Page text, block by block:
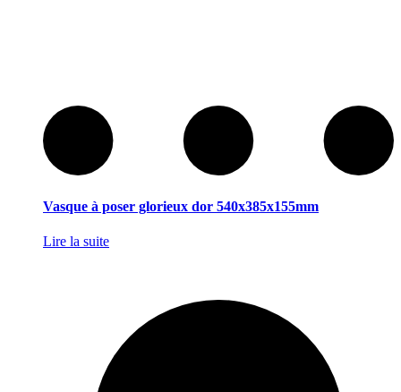
Vasque à poser glorieux dor 540x385x155mm
Lire la suite